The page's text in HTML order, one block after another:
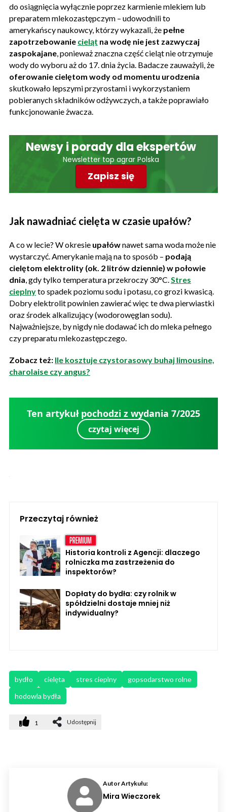
do osiągnięcia wyłącznie poprzez karmienie mlekiem lub
preparatem mlekozastępczym – udowodnili to
amerykańscy naukowcy, którzy wykazali, że pełne
zapotrzebowanie cieląt na wodę nie jest zazwyczaj
zaspokajane , ponieważ znaczna część cieląt nie otrzymuje
wody do wyboru aż do 17. dnia życia. Badacze zauważyli, że
oferowanie cielętom wody od momentu urodzenia
skutkowało lepszymi przyrostami i wykorzystaniem
pobieranych składników odżywczych, a także poprawiało
funkcjonowanie żwacza.
Newsy i porady dla ekspertów
Newsletter top agrar Polska
Zapisz się
Jak nawadniać cielęta w czasie upałów?
A co w lecie? W okresie upałównawet sama woda może nie
wystarczyć. Amerykanie mają na to sposób – podają
cielętom elektrolity (ok. 2 litrów dziennie) w połowie
dnia , gdy tylko temperatura przekroczy 30°C. Stres
cieplnyto spadek poziomu sodu i potasu, co grozi kwasicą.
Dobry elektrolit powinien zawierać więc te dwa pierwiastki
oraz środek alkalizujący (wodorowęglan sodu).
Najważniejsze, by nigdy nie dodawać ich do mleka pełnego
czy preparatu mlekozastępczego.
Zobacz też: Ile kosztuje czystorasowy buhaj limousine,
charolaise czy angus?
Ten artykuł pochodzi z wydania 7/2025
czytaj więcej
Przeczytaj również
Historia kontroli z Agencji: dlaczego
rolniczka ma zastrzeżenia do
inspektorów?
Dopłaty do bydła: czy rolnik w
spółdzielni dostaje mniej niż
indywidualny?
bydło cielęta stres cieplny
gopsodarstwo rolne
hodowla bydła
1 Udostępnij
Autor Artykułu:
Mira Wieczorek